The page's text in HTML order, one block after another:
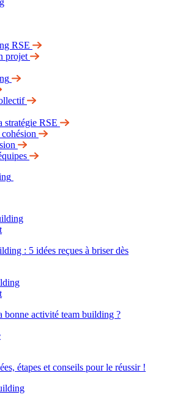
RSE
projet
stratégie RSE
: 5 idées reçues à briser dès
bonne activité team building ?
étapes et conseils pour le réussir !